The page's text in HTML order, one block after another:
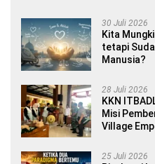
30 Juli 2026
Kita
tetapi
Manusia?
28 Juli 2026
KKN
Misi
Village
25 Juli 2026